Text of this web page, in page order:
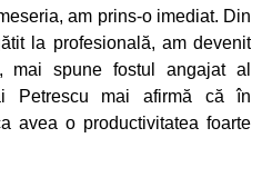
am prins-o imediat. Din
la profesională, am devenit
mai spune fostul angajat al
Petrescu mai afirmă că în
avea o productivitatea foarte